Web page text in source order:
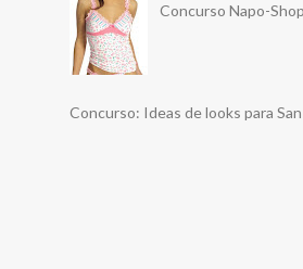
Concurso Napo-Shop
Concurso: Ideas de looks para